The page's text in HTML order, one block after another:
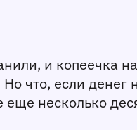
и копеечка
Но что, если
еще несколько